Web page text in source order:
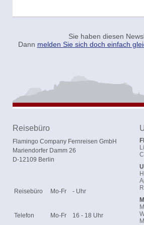
Sie haben diesen
Dann melden Sie sich doch einfach
Reisebüro
Flamingo Company Fernreisen GmbH
Mariendorfer Damm 26
D-12109 Berlin
Reisebüro Mo-Fr - Uhr
Telefon Mo-Fr 16 - 18 Uhr